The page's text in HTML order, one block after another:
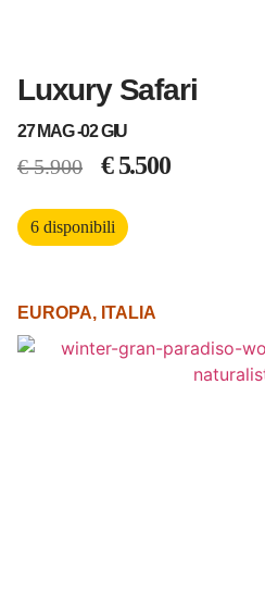
Luxury Safari
27 MAG -02 GIU
€5.900 €5.500
6 disponibili
EUROPA, ITALIA